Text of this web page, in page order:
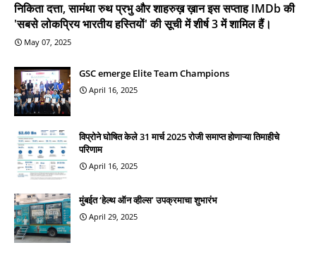
निकिता दत्ता, सामंथा रुथ प्रभु और शाहरुख़ ख़ान इस सप्ताह IMDb की
'सबसे लोकप्रिय भारतीय हस्तियों' की सूची में शीर्ष 3 में शामिल हैं।
May 07, 2025
GSC emerge Elite Team Champions
April 16, 2025
विप्रोने घोषित केले 31 मार्च 2025 रोजी समाप्त होणाऱ्या तिमाहीचे
परिणाम
April 16, 2025
मुंबईत ‘हेल्थ ऑन व्हील्स’ उपक्रमाचा शुभारंभ
April 29, 2025